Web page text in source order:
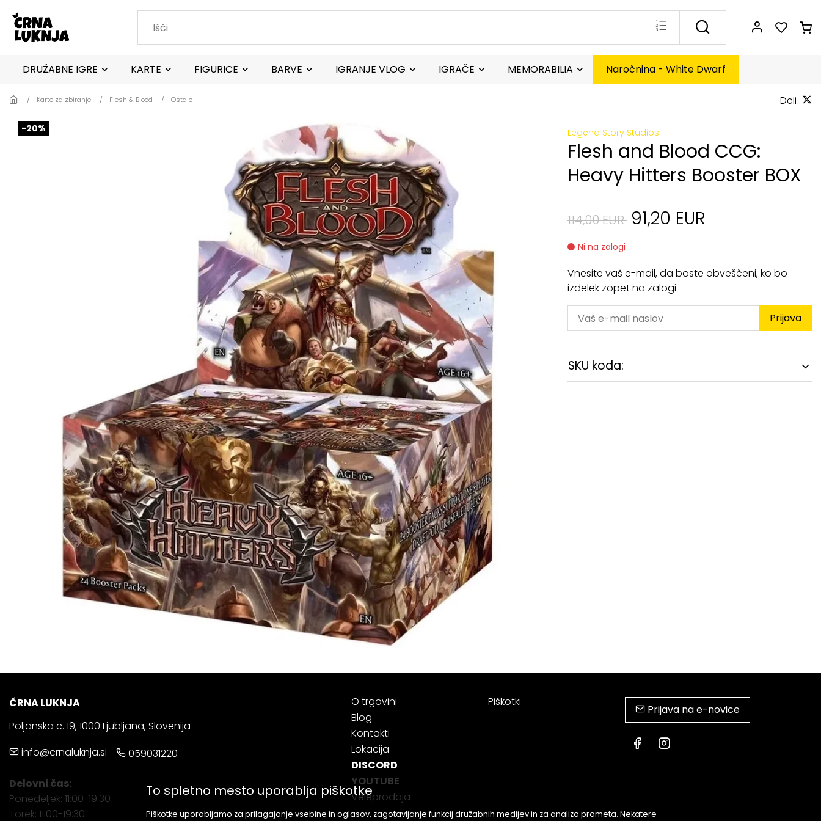
DRUŽABNE IGRE KARTE FIGURICE BARVE IGRANJE VLOG IGRAČE MEMORABILIA Naročnina - White Dwarf
Deli
Karte za zbiranje Flesh & Blood Ostalo
Legend Story Studios
Flesh and Blood CCG:
Heavy Hitters Booster BOX
114,00 EUR 91,20 EUR
Ni na zalogi
Vnesite vaš e-mail, da boste obveščeni, ko bo
izdelek zopet na zalogi.
Prijava
SKU koda:
-20%
ČRNA LUKNJA
Poljanska c. 19, 1000 Ljubljana, Slovenija
info@crnaluknja.si
059031220
Delovni čas:
Ponedeljek: 11:00-19:30
Torek: 11:00-19:30
O trgovini
Blog
Kontakti
Lokacija
DISCORD
YOUTUBE
Veleprodaja
Piškotki
Prijava na e-novice
To spletno mesto uporablja piškotke
Piškotke uporabljamo za prilagajanje vsebine in oglasov, zagotavljanje funkcij družabnih medijev in za analizo prometa. Nekatere